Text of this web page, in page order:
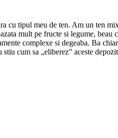
cu tipul meu de ten. Am un ten
mult pe fructe si legume, beau
complexe si degeaba. Ba
cum sa „eliberez” aceste